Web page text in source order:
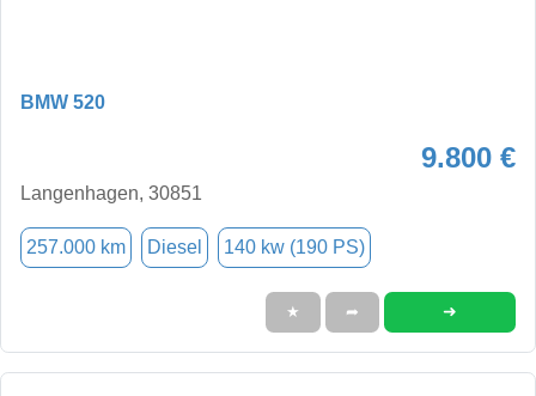
BMW 520
9.800 €
Langenhagen, 30851
257.000 km Diesel 140 kw (190 PS)
★ ➦ ➜